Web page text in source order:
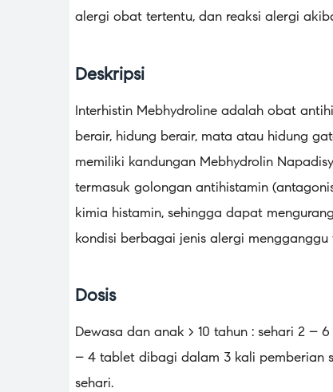
alergi obat tertentu, dan reaksi alergi
Deskripsi
Interhistin Mebhydroline adalah obat
berair, hidung berair, mata atau hidung
memiliki kandungan Mebhydrolin
termasuk golongan antihistamin
kimia histamin, sehingga dapat
kondisi berbagai jenis alergi
Dosis
Dewasa dan anak > 10 tahun : sehari 2 –
– 4 tablet dibagi dalam 3 kali pemberian
sehari.